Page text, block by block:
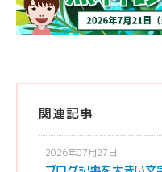
関連記事
2026年07月27日